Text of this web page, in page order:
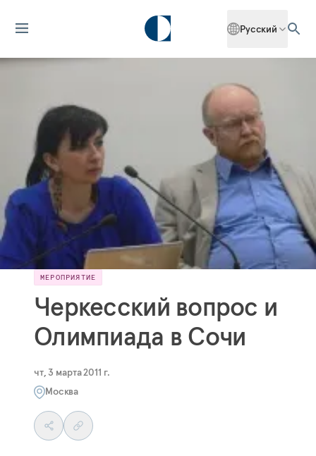
Русский
МЕРОПРИЯТИЕ
Черкесский вопрос и
Олимпиада в Сочи
чт, 3 марта 2011 г.
Москва